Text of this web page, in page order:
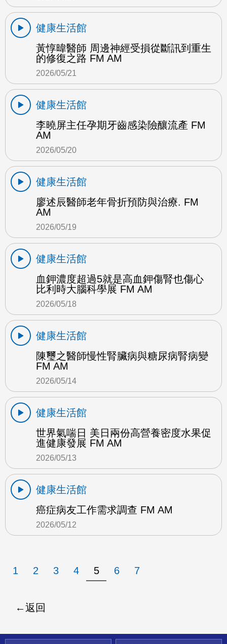
健康生活館
黃惇暐醫師 周邊神經受損從斷訊到重生
的修復之路 FM AM
2026/05/21
健康生活館
李曉屏主任孕期牙齒感染險釀流產 FM
AM
2026/05/20
健康生活館
廖述辰醫師老年骨折預防與治療. FM
AM
2026/05/19
健康生活館
血鉀濃度超過5就是高血鉀傷腎也傷心
比利時大腦科學展 FM AM
2026/05/18
健康生活館
陳璽之醫師慢性腎臟病與糖尿病腎病變
FM AM
2026/05/14
健康生活館
世界氣喘日 美日兩份高營養密度水果促
進健康發展 FM AM
2026/05/13
健康生活館
癌症病友工作需求調查 FM AM
2026/05/12
1 2 3 4 5 6 7
返回